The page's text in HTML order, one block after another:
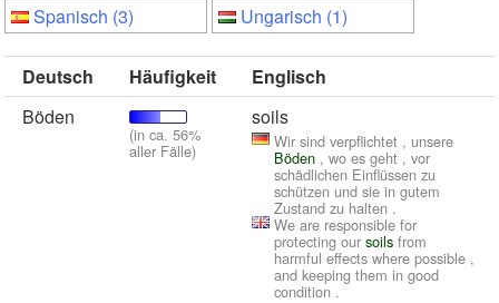
Spanisch (3)
Ungarisch (1)
Deutsch Häufigkeit
Englisch
Böden
(in ca. 56%
aller Fälle)
soils
Wir sind verpflichtet , unsere
Böden , wo es geht , vor
schädlichen Einflüssen zu
schützen und sie in gutem
Zustand zu halten .
We are responsible for
protecting our soils from
harmful effects where possible ,
and keeping them in good
condition .